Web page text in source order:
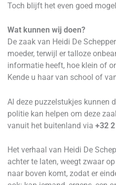
Toch blijft het even goed
Wat kunnen wij doen?
De zaak van Heidi De
moeder, terwijl er talloze
informatie heeft, hoe klein of
Kende u haar van school of
Al deze puzzelstukjes kunnen
politie kan helpen om deze
vanuit het buitenland via +32
Het verhaal van Heidi De
achter te laten, weegt zwaar
naar boven komt, zodat er